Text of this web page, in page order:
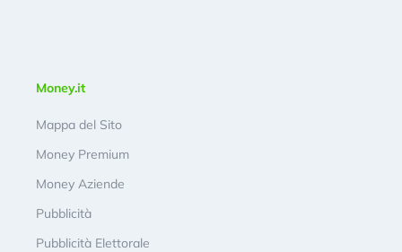
Money.it
Mappa del Sito
Money Premium
Money Aziende
Pubblicità
Pubblicità Elettorale